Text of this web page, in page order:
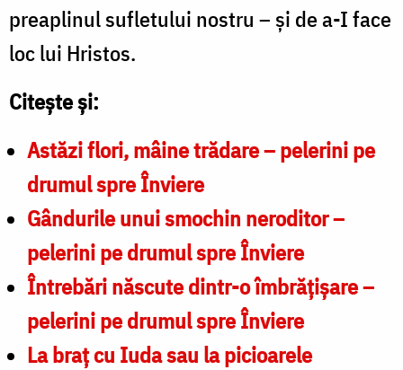
preaplinul sufletului nostru – și de a-I face
loc lui Hristos.
Citește și:
Astăzi flori, mâine trădare – pelerini pe
drumul spre Înviere
Gândurile unui smochin neroditor –
pelerini pe drumul spre Înviere
Întrebări născute dintr-o îmbrățișare –
pelerini pe drumul spre Înviere​
La braț cu Iuda sau la picioarele